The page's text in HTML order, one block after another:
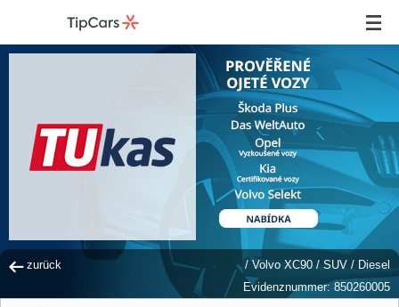
zurück / Volvo XC90 / SUV / Diesel
Evidenznummer: 850260005